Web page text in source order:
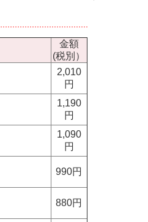
金額
(税別）
2,010
円
1,190
円
1,090
円
990円
880円